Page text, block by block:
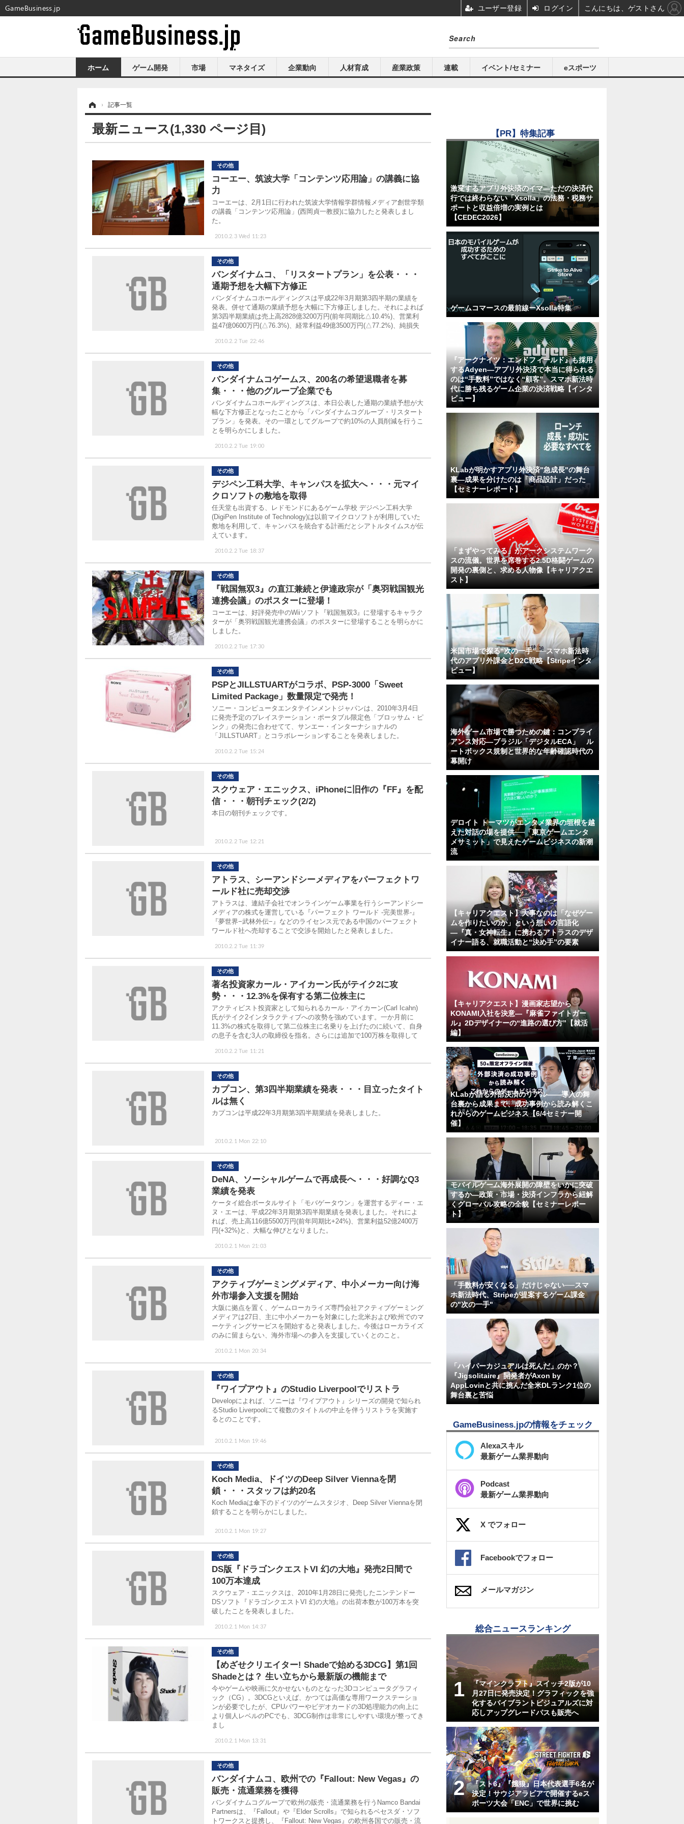
ホーム ゲーム開発 市場 マネタイズ 企業動向 人材育成 産業政策 連載 イベント/セミナー eスポーツ
› 記事一覧
最新ニュース(1,330 ページ目)
その他
2010.2.3 Wed 11:23
コーエー、筑波大学「コンテンツ応用論」の講義に協
力
コーエーは、2月1日に行われた筑波大学情報学群情報メディア創世学類
の講義「コンテンツ応用論」(西岡貞一教授)に協力したと発表しまし
た。
その他
2010.2.2 Tue 22:46
バンダイナムコ、「リスタートプラン」を公表・・・
通期予想を大幅下方修正
バンダイナムコホールディングスは平成22年3月期第3四半期の業績を
発表。併せて通期の業績予想を大幅に下方修正しました。それによれば
第3四半期業績は売上高2828億3200万円(前年同期比△10.4%)、営業利
益47億0600万円(△76.3%)、経常利益49億3500万円(△77.2%)、純損失
その他
2010.2.2 Tue 19:00
バンダイナムコゲームス、200名の希望退職者を募
集・・・他のグループ企業でも
バンダイナムコホールディングスは、本日公表した通期の業績予想が大
幅な下方修正となったことから「バンダイナムコグループ・リスタート
プラン」を発表。その一環としてグループで約10%の人員削減を行うこ
とを明らかにしました。
その他
2010.2.2 Tue 18:37
デジペン工科大学、キャンパスを拡大へ・・・元マイ
クロソフトの敷地を取得
任天堂も出資する、レドモンドにあるゲーム学校 デジペン工科大学
(DigiPen Institute of Technology)は以前マイクロソフトが利用していた
敷地を利用して、キャンパスを統合する計画だとシアトルタイムスが伝
えています。
その他
2010.2.2 Tue 17:30
『戦国無双3』の直江兼続と伊達政宗が「奥羽戦国観光
連携会議」のポスターに登場！
コーエーは、好評発売中のWiiソフト『戦国無双3』に登場するキャラク
ターが「奥羽戦国観光連携会議」のポスターに登場することを明らかに
しました。
その他
2010.2.2 Tue 15:24
PSPとJILLSTUARTがコラボ、PSP-3000「Sweet
Limited Package」数量限定で発売！
ソニー・コンピュータエンタテインメントジャパンは、2010年3月4日
に発売予定のプレイステーション・ポータブル限定色「ブロッサム・ピ
ンク」の発売に合わせてて、サンエー・インターナショナルの
「JILLSTUART」とコラボレーションすることを発表しました。
その他
2010.2.2 Tue 12:21
スクウェア・エニックス、iPhoneに旧作の『FF』を配
信・・・朝刊チェック(2/2)
本日の朝刊チェックです。
その他
2010.2.2 Tue 11:39
アトラス、シーアンドシーメディアをパーフェクトワ
ールド社に売却交渉
アトラスは、連結子会社でオンラインゲーム事業を行うシーアンドシー
メディアの株式を運営している『パーフェクト ワールド -完美世界-』
『夢世界−武林外伝−』などのライセンス元である中国のパーフェクト
ワールド社へ売却することで交渉を開始したと発表しました。
その他
2010.2.2 Tue 11:21
著名投資家カール・アイカーン氏がテイク2に攻
勢・・・12.3%を保有する第二位株主に
アクティビスト投資家として知られるカール・アイカーン(Carl Icahn)
氏がテイク2インタラクティブへの攻勢を強めています。一か月前に
11.3%の株式を取得して第二位株主に名乗りを上げたのに続いて、自身
の息子を含む3人の取締役を指名。さらには追加で100万株を取得して
その他
2010.2.1 Mon 22:10
カプコン、第3四半期業績を発表・・・目立ったタイト
ルは無く
カプコンは平成22年3月期第3四半期業績を発表しました。
その他
2010.2.1 Mon 21:03
DeNA、ソーシャルゲームで再成長へ・・・好調なQ3
業績を発表
ケータイ総合ポータルサイト「モバゲータウン」を運営するディー・エ
ヌ・エーは、平成22年3月期第3四半期業績を発表しました。それによ
れば、売上高116億5500万円(前年同期比+24%)、営業利益52億2400万
円(+32%)と、大幅な伸びとなりました。
その他
2010.2.1 Mon 20:34
アクティブゲーミングメディア、中小メーカー向け海
外市場参入支援を開始
大阪に拠点を置く、ゲームローカライズ専門会社アクティブゲーミング
メディアは27日、主に中小メーカーを対象にした北米および欧州でのマ
ーケティングサービスを開始すると発表しました。今後はローカライズ
のみに留まらない、海外市場への参入を支援していくとのこと。
その他
2010.2.1 Mon 19:46
『ワイプアウト』のStudio Liverpoolでリストラ
Developによれば、ソニーは『ワイプアウト』シリーズの開発で知られ
るStudio Liverpoolにて複数のタイトルの中止を伴うリストラを実施す
るとのことです。
その他
2010.2.1 Mon 19:27
Koch Media、ドイツのDeep Silver Viennaを閉
鎖・・・スタッフは約20名
Koch Mediaは傘下のドイツのゲームスタジオ、Deep Silver Viennaを閉
鎖することを明らかにしました。
その他
2010.2.1 Mon 14:37
DS版『ドラゴンクエストVI 幻の大地』発売2日間で
100万本達成
スクウェア・エニックスは、2010年1月28日に発売したニンテンドー
DSソフト『ドラゴンクエストVI 幻の大地』の出荷本数が100万本を突
破したことを発表しました。
その他
2010.2.1 Mon 13:31
【めざせクリエイター! Shadeで始める3DCG】第1回
Shadeとは？ 生い立ちから最新版の機能まで
今やゲームや映画に欠かせないものとなった3Dコンピュータグラフィ
ック（CG）。3DCGといえば、かつては高価な専用ワークステーショ
ンが必要でしたが、CPUパワーやビデオカードの3D処理能力の向上に
より個人レベルのPCでも、3DCG制作は非常にしやすい環境が整ってき
まし
その他
バンダイナムコ、欧州での『Fallout: New Vegas』の
販売・流通業務を獲得
バンダイナムコグループで欧州の販売・流通業務を行うNamco Bandai
Partnersは、『Fallout』や『Elder Scrolls』で知られるベセスダ・ソフ
トワークスと提携し、『Fallout: New Vegas』の欧州各国での販売・流
【PR】特集記事
激変するアプリ外決済のイマ―ただの決済代
行では終わらない「Xsolla」の法務・税務サ
ポートと収益倍増の実例とは
【CEDEC2026】
ゲームコマースの最前線ーXsolla特集
『アークナイツ：エンドフィールド』も採用
するAdyen―アプリ外決済で本当に得られる
のは“手数料”ではなく“顧客”。スマホ新法時
代に勝ち残るゲーム企業の決済戦略【インタ
ビュー】
KLabが明かすアプリ外決済"急成長"の舞台
裏―成果を分けたのは「商品設計」だった
【セミナーレポート】
「まずやってみる」がアークシステムワーク
スの流儀。世界を席巻する2.5D格闘ゲームの
開発の裏側と、求める人物像【キャリアクエ
スト】
米国市場で探る“次の一手”──スマホ新法時
代のアプリ外課金とD2C戦略【Stripeインタ
ビュー】
海外ゲーム市場で勝つための鍵：コンプライ
アンス対応—ブラジル「デジタルECA」 ル
ートボックス規制と世界的な年齢確認時代の
幕開け
デロイト トーマツがエンタメ業界の垣根を越
えた対話の場を提供──「東京ゲームエンタ
メサミット」で見えたゲームビジネスの新潮
流
【キャリアクエスト】大事なのは「なぜゲー
ムを作りたいのか」という想いの言語化
―『真・女神転生』に携わるアトラスのデザ
イナー語る、就職活動と“決め手”の要素
【キャリアクエスト】漫画家志望から
KONAMI入社を決意―『麻雀ファイトガー
ル』2Dデザイナーの“進路の選び方”【就活
編】
KLabが語る外部決済のリアル――導入の舞
台裏から成果まで、成功事例から読み解くこ
れからのゲームビジネス【6/4セミナー開
催】
モバイルゲーム海外展開の障壁をいかに突破
するか―政策・市場・決済インフラから紐解
くグローバル攻略の全貌【セミナーレポー
ト】
「手数料が安くなる」だけじゃない──スマ
ホ新法時代、Stripeが提案するゲーム課金
の"次の一手"
「ハイパーカジュアルは死んだ」のか？
『Jigsolitaire』開発者がAxon by
AppLovinと共に挑んだ全米DLランク1位の
舞台裏と苦悩
GameBusiness.jpの情報をチェック
Alexaスキル
最新ゲーム業界動向
Podcast
最新ゲーム業界動向
X でフォロー
Facebookでフォロー
メールマガジン
総合ニュースランキング
『マインクラフト』スイッチ2版が10
月27日に発売決定！グラフィックを強
化するバイブラントビジュアルズに対
応しアップグレードパスも販売へ
『スト6』『餓狼』日本代表選手6名が
決定！サウジアラビアで開催するeス
ポーツ大会「ENC」で世界に挑む
GameBusiness.jp ユーザー登録 ログイン こんにちは、ゲストさん